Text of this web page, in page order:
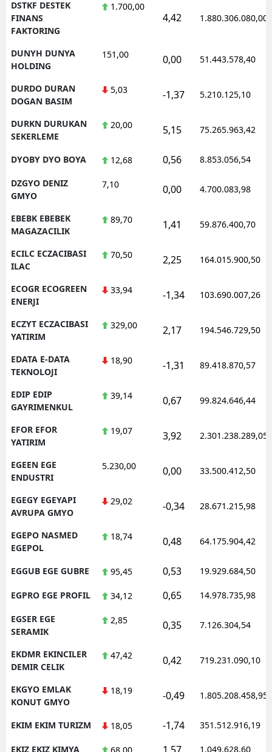
DSTKF DESTEK
FINANS
FAKTORING
1.700,00
4,42 1.880.306.080,00
DUNYH DUNYA
HOLDING
151,00 0,00 51.443.578,40
DURDO DURAN
DOGAN BASIM
5,03 -1,37 5.210.125,10
DURKN DURUKAN
SEKERLEME
20,00 5,15 75.265.963,42
DYOBY DYO BOYA 12,68 0,56 8.853.056,54
DZGYO DENIZ
GMYO
7,10 0,00 4.700.083,98
EBEBK EBEBEK
MAGAZACILIK
89,70 1,41 59.876.400,70
ECILC ECZACIBASI
ILAC
70,50 2,25 164.015.900,50
ECOGR ECOGREEN
ENERJI
33,94 -1,34 103.690.007,26
ECZYT ECZACIBASI
YATIRIM
329,00 2,17 194.546.729,50
EDATA E-DATA
TEKNOLOJI
18,90 -1,31 89.418.870,57
EDIP EDIP
GAYRIMENKUL
39,14 0,67 99.824.646,44
EFOR EFOR
YATIRIM
19,07 3,92 2.301.238.289,05
EGEEN EGE
ENDUSTRI
5.230,00 0,00 33.500.412,50
EGEGY EGEYAPI
AVRUPA GMYO
29,02 -0,34 28.671.215,98
EGEPO NASMED
EGEPOL
18,74 0,48 64.175.904,42
EGGUB EGE GUBRE 95,45 0,53 19.929.684,50
EGPRO EGE PROFIL 34,12 0,65 14.978.735,98
EGSER EGE
SERAMIK
2,85 0,35 7.126.304,54
EKDMR EKINCILER
DEMIR CELIK
47,42 0,42 719.231.090,10
EKGYO EMLAK
KONUT GMYO
18,19 -0,49 1.805.208.458,95
EKIM EKIM TURIZM 18,05 -1,74 351.512.916,19
EKIZ EKIZ KIMYA 1.049.628,60